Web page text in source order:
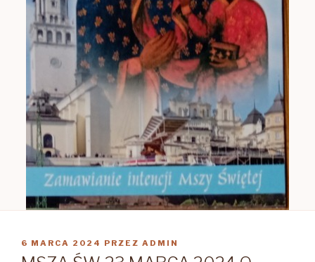
OPUBLIKOWANE
W
6 MARCA 2024 PRZEZ ADMIN